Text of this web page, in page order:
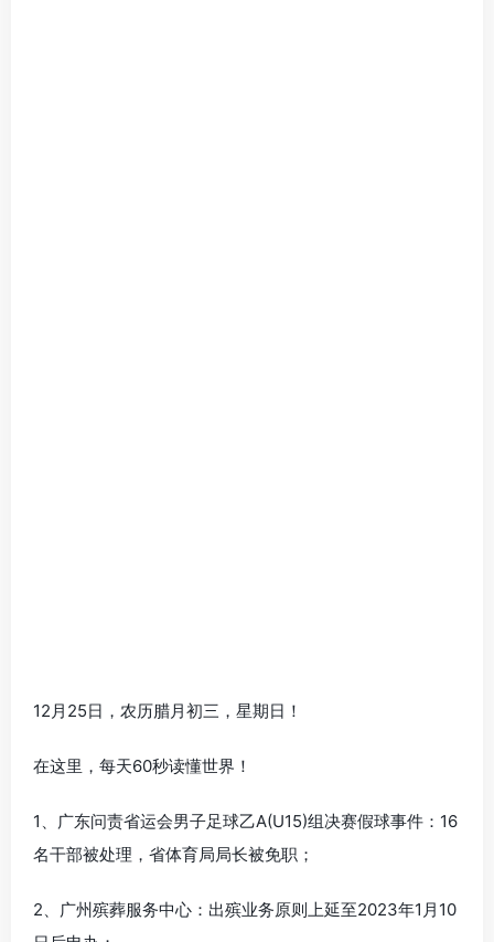
12月25日，农历腊月初三，星期日！
在这里，每天60秒读懂世界！
1、广东问责省运会男子足球乙A(U15)组决赛假球事件：16
名干部被处理，省体育局局长被免职；
2、广州殡葬服务中心：出殡业务原则上延至2023年1月10